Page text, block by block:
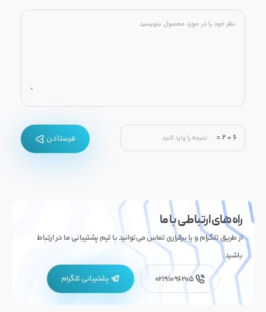
6
+
2
= فرستادن
راه های ارتباطی با ما
از طریق تلگرام و یا برقراری تماس می‌توانید با تیم پشتیبانی ما در ارتباط
باشید.
02191096205
پشتیبانی تلگرام